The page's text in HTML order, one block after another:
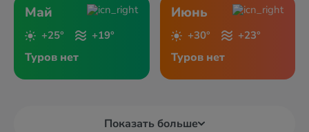
Май
+25° +19°
Туров нет
Июнь
+30° +23°
Туров нет
Показать больше